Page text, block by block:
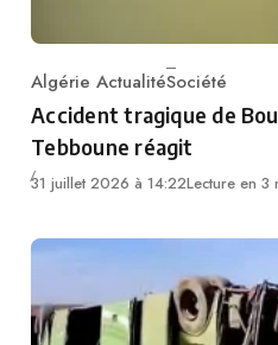
Category
Algérie ActualitéSociété
Accident tragique de
Tebboune réagit
31 juillet 2026 à 14:22Lecture en 3